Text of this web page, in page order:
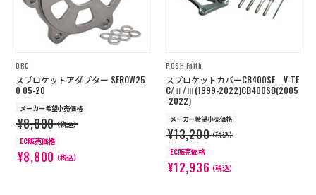
コーポレートサイト
特定商取引法に基づく表記
利用規約
商品レビュー利用規約
プライバシーポリシー
返金ポリシー
カスタマーハラスメントに対する方
DRC
スプロケットアダプター SEROW25
0 05-20
メーカー希望小売価格
¥8,800（税込）
EC販売価格
¥8,800（税込）
POSH Faith
スプロケットカバーCB400SF V-TE
C/Ⅱ/Ⅲ(1999-2022)CB400SB(2005
-2022)
メーカー希望小売価格
¥13,200（税込）
EC販売価格
¥12,936（税込）